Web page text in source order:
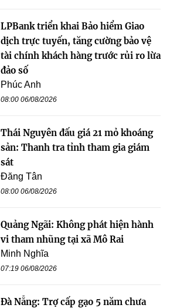
LPBank triển khai Bảo hiểm Giao
dịch trực tuyến, tăng cường bảo vệ
tài chính khách hàng trước rủi ro lừa
đảo số
Phúc Anh
08:00 06/08/2026
Thái Nguyên đấu giá 21 mỏ khoáng
sản: Thanh tra tỉnh tham gia giám
sát
Đăng Tân
08:00 06/08/2026
Quảng Ngãi: Không phát hiện hành
vi tham nhũng tại xã Mô Rai
Minh Nghĩa
07:19 06/08/2026
Đà Nẵng: Trợ cấp gạo 5 năm chưa